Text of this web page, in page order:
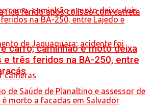
carro, caminhão e moto deixa
e três feridos na BA-250, entre